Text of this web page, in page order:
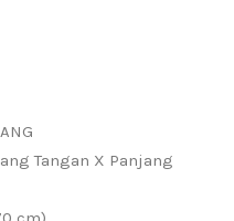
Tangan X Panjang